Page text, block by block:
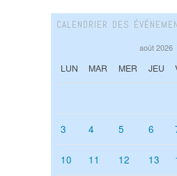
CALENDRIER DES
août 2026
LUN MAR MER JEU
3 4 5 6
10 11 12 13